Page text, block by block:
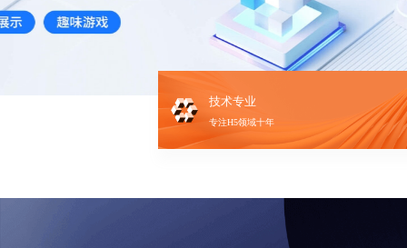
技术专业
专注H5领域十年